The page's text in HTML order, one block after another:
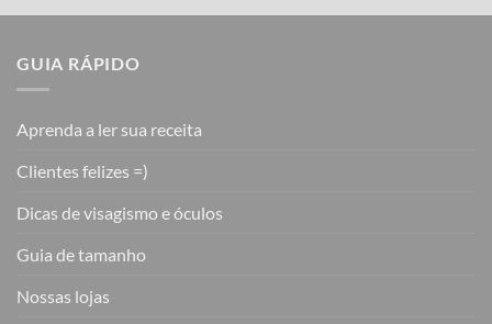
GUIA RÁPIDO
Aprenda a ler sua receita
Clientes felizes =)
Dicas de visagismo e óculos
Guia de tamanho
Nossas lojas